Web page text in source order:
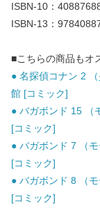
ISBN-10：
ISBN-13：
■こちらの商品もオ
● 名探偵コナン 2
館 [コミック]
● バガボンド 15 （
[コミック]
● バガボンド 7 （
[コミック]
● バガボンド 8 （
[コミック]